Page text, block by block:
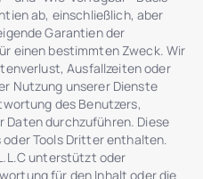
ab, einschließlich, aber
Garantien der
einen bestimmten Zweck. Wir
Ausfallzeiten oder
Nutzung unserer Dienste
des Benutzers,
Daten durchzuführen. Diese
oder Tools Dritter enthalten.
unterstützt oder
für den Inhalt oder die